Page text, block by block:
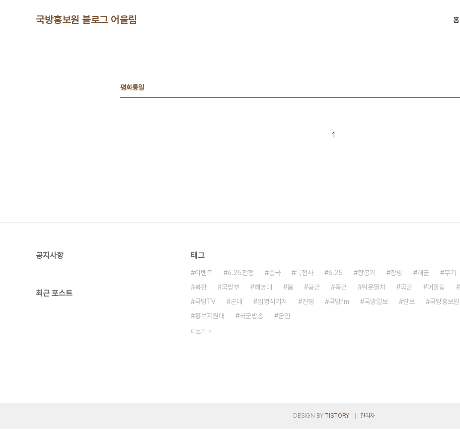
국방홍보원 블로그 어울림 홈
평화통일
1
공지사항
최근 포스트
태그
이벤트 6.25전쟁 중국 특전사 6.25 항공기 장병 해군
무기
북한
국방부 해병대 붐 공군 육군 위문열차 국군 어울림
국방TV
군대 임영식기자 전쟁 국방fm 국방일보 안보
국방홍보원
홍보지원대
국군방송 군인
더보기
DESIGN BY TISTORY 관리자